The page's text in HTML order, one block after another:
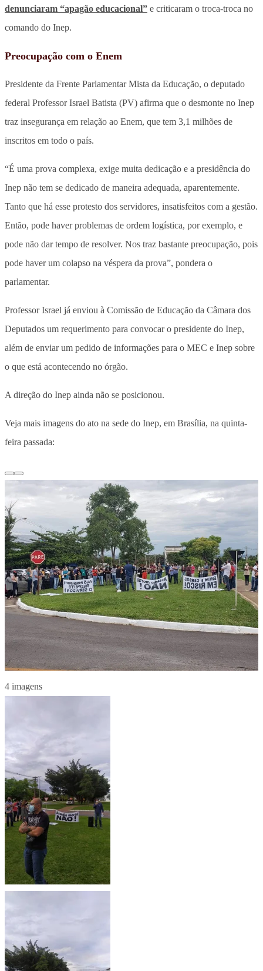
denunciaram “apagão educacional” e criticaram o troca-troca no
comando do Inep.
Preocupação com o Enem
Presidente da Frente Parlamentar Mista da Educação, o deputado
federal Professor Israel Batista (PV) afirma que o desmonte no Inep
traz insegurança em relação ao Enem, que tem 3,1 milhões de
inscritos em todo o país.
“É uma prova complexa, exige muita dedicação e a presidência do
Inep não tem se dedicado de maneira adequada, aparentemente.
Tanto que há esse protesto dos servidores, insatisfeitos com a gestão.
Então, pode haver problemas de ordem logística, por exemplo, e
pode não dar tempo de resolver. Nos traz bastante preocupação, pois
pode haver um colapso na véspera da prova”, pondera o
parlamentar.
Professor Israel já enviou à Comissão de Educação da Câmara dos
Deputados um requerimento para convocar o presidente do Inep,
além de enviar um pedido de informações para o MEC e Inep sobre
o que está acontecendo no órgão.
A direção do Inep ainda não se posicionou.
Veja mais imagens do ato na sede do Inep, em Brasília, na quinta-
feira passada:
4 imagens